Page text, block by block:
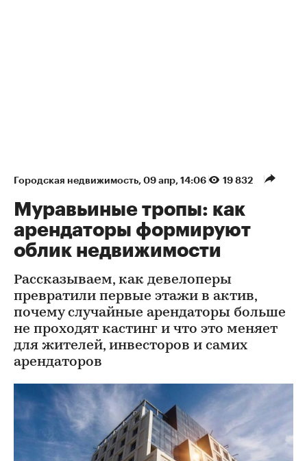
Городская недвижимость 09 апр, 14:06 19 832
Муравьиные тропы: как
арендаторы формируют
облик недвижимости
Рассказываем, как девелоперы
превратили первые этажи в актив,
почему случайные арендаторы больше
не проходят кастинг и что это меняет
для жителей, инвесторов и самих
арендаторов